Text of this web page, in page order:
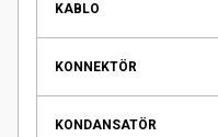
KABLO
KONNEKTÖR
KONDANSATÖR